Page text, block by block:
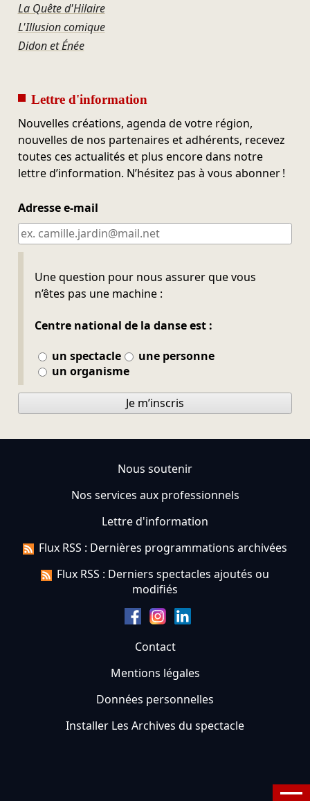
La Quête d'Hilaire
L'Illusion comique
Didon et Énée
Lettre d'information
Nouvelles créations, agenda de votre région,
nouvelles de nos partenaires et adhérents, recevez
toutes ces actualités et plus encore dans notre
lettre d’information. N’hésitez pas à vous abonner !
Adresse e-mail
Une question pour nous assurer que vous
n’êtes pas une machine :
Centre national de la danse est :
un spectacle
une personne
un organisme
Ne pas remplir
Je m’inscris
Nous soutenir
Nos services aux professionnels
Lettre d'information
Flux RSS : Dernières programmations archivées
Flux RSS : Derniers spectacles ajoutés ou
modifiés
Contact
Mentions légales
Données personnelles
Installer Les Archives du spectacle